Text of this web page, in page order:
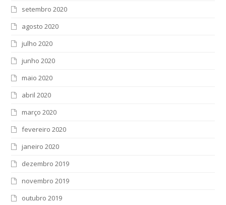
setembro 2020
agosto 2020
julho 2020
junho 2020
maio 2020
abril 2020
março 2020
fevereiro 2020
janeiro 2020
dezembro 2019
novembro 2019
outubro 2019